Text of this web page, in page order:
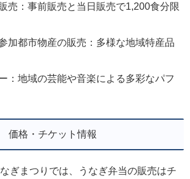
売：事前販売と当日販売で1,200食分限
加都市物産の販売：多様な地域特産品
：地域の芸能や音楽による多彩なパフ
価格・チケット情報
ぎまつりでは、うなぎ弁当の販売はチ